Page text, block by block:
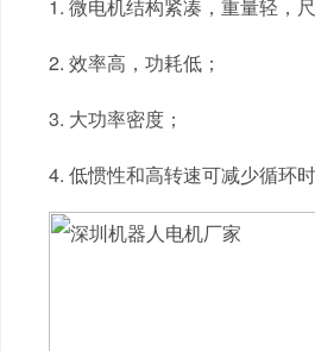
1. 微电机结构紧凑，重量轻，
2. 效率高，功耗低；
3. 大功率密度；
4. 低惯性和高转速可减少循环时